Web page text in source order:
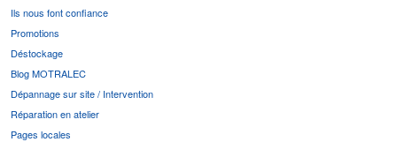
Ils nous font confiance
Promotions
Déstockage
Blog MOTRALEC
Dépannage sur site / Intervention
Réparation en atelier
Pages locales